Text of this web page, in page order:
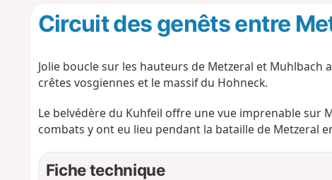
Circuit des genêts entre
Jolie boucle sur les hauteurs de Metzeral et Muhlbach
crêtes vosgiennes et le massif du Hohneck.
Le belvédère du Kuhfeil offre une vue imprenable sur
combats y ont eu lieu pendant la bataille de Metzeral
Fiche technique